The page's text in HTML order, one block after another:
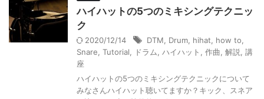
ハイハットの5つのミキシングテクニッ
ク
2020/12/14 DTM Drum hihat how to
Snare Tutorial ドラム ハイハット 作曲 解説
講
座
ハイハットの5つのミキシングテクニックについて
みなさんハイハット聴いてますか？キック、スネア